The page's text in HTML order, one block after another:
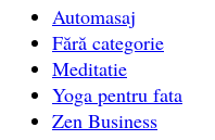
Automasaj
Fără categorie
Meditatie
Yoga pentru fata
Zen Business